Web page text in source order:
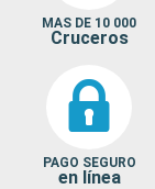
MAS DE 10 000
Cruceros
PAGO SEGURO
en línea